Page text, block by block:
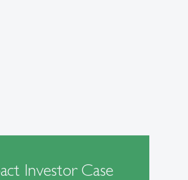
Investor Case